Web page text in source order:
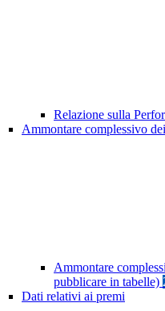
Relazione sulla
Ammontare complessivo
Ammontare
pubblicare in tabelle)
Dati relativi ai premi